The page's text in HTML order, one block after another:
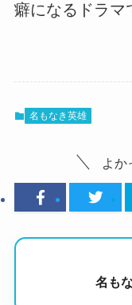
癖になるドラマ
名もなき英雄
よか
名も